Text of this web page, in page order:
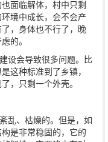
面临解体，村中只剩
境中成长，会不会产
，身体也不行了，晚
的。
设会导致很多问题。比
这种标准到了乡镇，
，只剩一个外壳。
乱、枯燥的。但是，如
是非常稳固的，它的